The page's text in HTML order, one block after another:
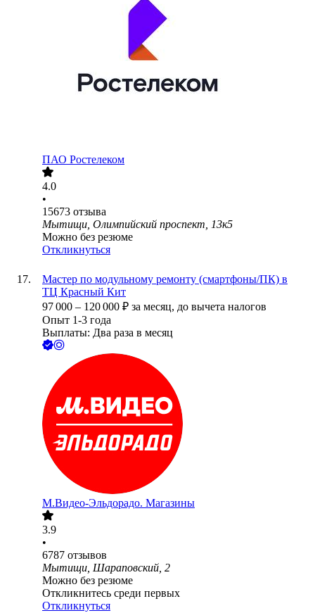
ПАО Ростелеком
4.0
•
15673 отзыва
Мытищи, Олимпийский проспект, 13к5
Можно без резюме
Откликнуться
Мастер по модульному ремонту (смартфоны/ПК) в
ТЦ Красный Кит
97 000 – 120 000 ₽ за месяц, до вычета налогов
Опыт 1-3 года
Выплаты: Два раза в месяц
М.Видео-Эльдорадо. Магазины
3.9
•
6787 отзывов
Мытищи, Шараповский, 2
Можно без резюме
Откликнитесь среди первых
Откликнуться